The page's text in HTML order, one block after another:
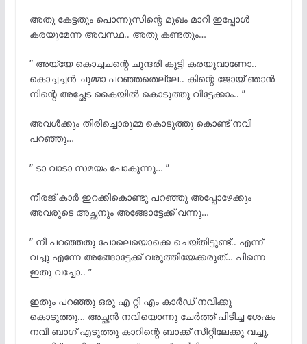
അതു കേട്ടതും പൊന്നുസിന്റെ മുഖം മാറി ഇപ്പോൾ
കരയുമേന്ന അവസ്ഥ.. അതു കണ്ടതും…
” അയ്യേ കൊച്ചചന്റെ ചുന്ദരി കുട്ടി കരയുവാണോ..
കൊച്ചച്ചൻ ചുമ്മാ പറഞ്ഞതെല്ലേ.. കിന്റെ ജോയ് ഞാൻ
നിന്റെ അച്ഛേട കൈയിൽ കൊടുത്തു വിട്ടേക്കാം.. ”
അവൾക്കും തിരിച്ചൊരുമ്മ കൊടുത്തു കൊണ്ട് നവി
പറഞ്ഞു…
” ടാ വാടാ സമയം പോകുന്നു… ”
നീരജ് കാർ ഇറക്കികൊണ്ടു പറഞ്ഞു അപ്പോഴേക്കും
അവരുടെ അച്ഛനും അങ്ങോട്ടേക്ക് വന്നു…
” നീ പറഞ്ഞതു പോലെയൊക്കെ ചെയ്തിട്ടുണ്ട്.. എന്ന്
വച്ചു എന്നേ അങ്ങോട്ടേക്ക് വരുത്തിയേക്കരുത്… പിന്നെ
ഇതു വച്ചോ.. ”
ഇതും പറഞ്ഞു ഒരു എ റ്റി എം കാർഡ് നവിക്കു
കൊടുത്തു… അച്ഛൻ നവിയൊന്നു ചേർത്ത് പിടിച്ച ശേഷം
നവി ബാഗ് എടുത്തു കാറിന്റെ ബാക്ക് സീറ്റിലേക്കു വച്ചു,